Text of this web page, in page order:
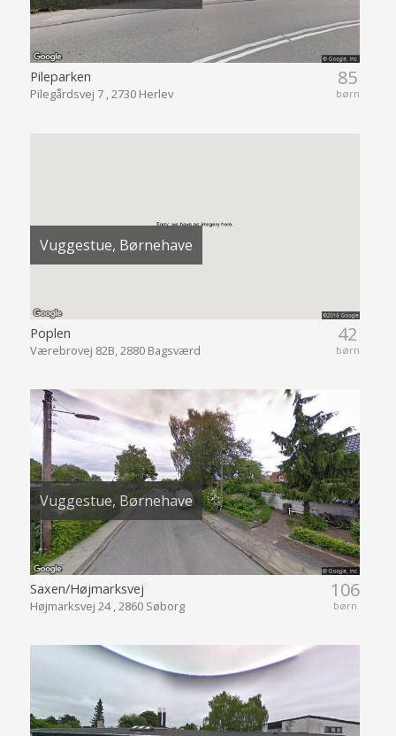
85
børn
Pileparken
Pilegårdsvej 7 , 2730 Herlev
Vuggestue, Børnehave
42
børn
Poplen
Værebrovej 82B, 2880 Bagsværd
Vuggestue, Børnehave
106
børn
Saxen/Højmarksvej
Højmarksvej 24 , 2860 Søborg